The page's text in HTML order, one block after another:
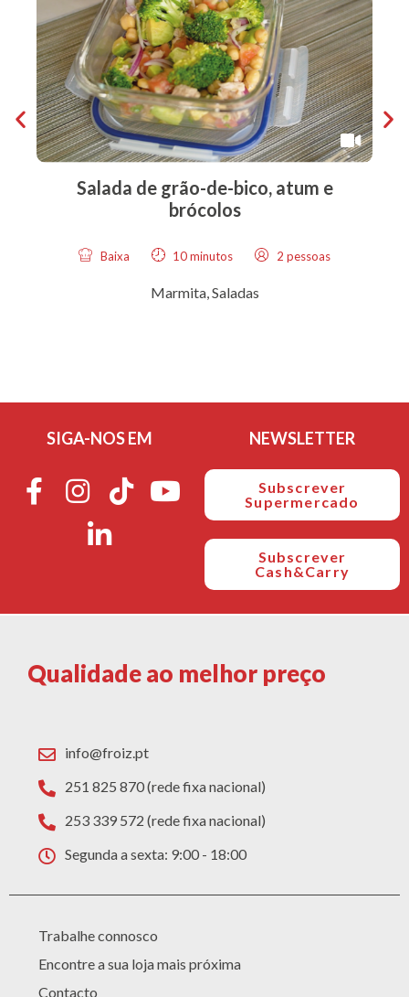
Salada de grão-de-bico, atum e
brócolos
Baixa 10 minutos 2 pessoas
Marmita,Saladas
SIGA-NOS EM NEWSLETTER
Subscrever
Supermercado
Subscrever
Cash&Carry
Qualidade ao melhor preço
info@froiz.pt
251 825 870 (rede fixa nacional)
253 339 572 (rede fixa nacional)
Segunda a sexta: 9:00 - 18:00
Trabalhe connosco
Encontre a sua loja mais próxima
Contacto